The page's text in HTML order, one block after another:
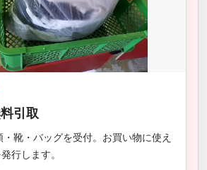
引取
靴・バッグを受付。お買い物に使え
行します。